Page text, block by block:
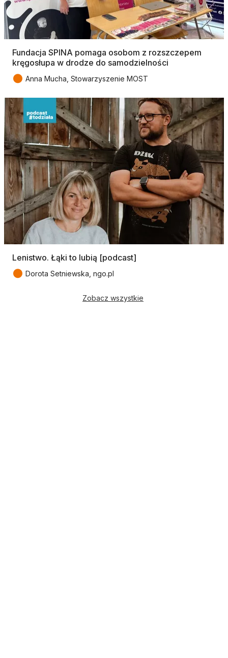
Fundacja SPINA pomaga osobom z rozszczepem
kręgosłupa w drodze do samodzielności
● Anna Mucha, Stowarzyszenie MOST
Lenistwo. Łąki to lubią [podcast]
● Dorota Setniewska, ngo.pl
Zobacz wszystkie